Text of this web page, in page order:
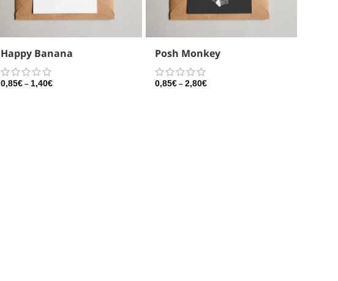
Happy Banana
0,85€ –1,40€
Posh Monkey
0,85€ –2,80€